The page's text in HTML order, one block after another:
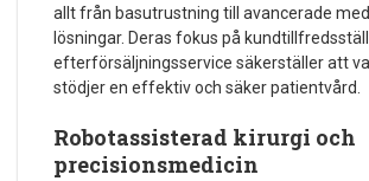
allt från basutrustning till avancerade
lösningar. Deras fokus på
efterförsäljningsservice säkerställer att
stödjer en effektiv och säker patientvård.
Robotassisterad kirurgi och
precisionsmedicin